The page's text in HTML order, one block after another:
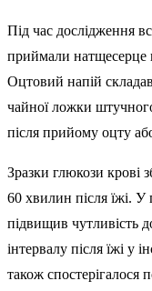
Під час дослідження
приймали натщесерце
Оцтовий напій
чайної ложки
після прийому оцту
Зразки глюкози крові
60 хвилин після їжі.
підвищив чутливість
інтервалу після їжі у
також спостерігалося